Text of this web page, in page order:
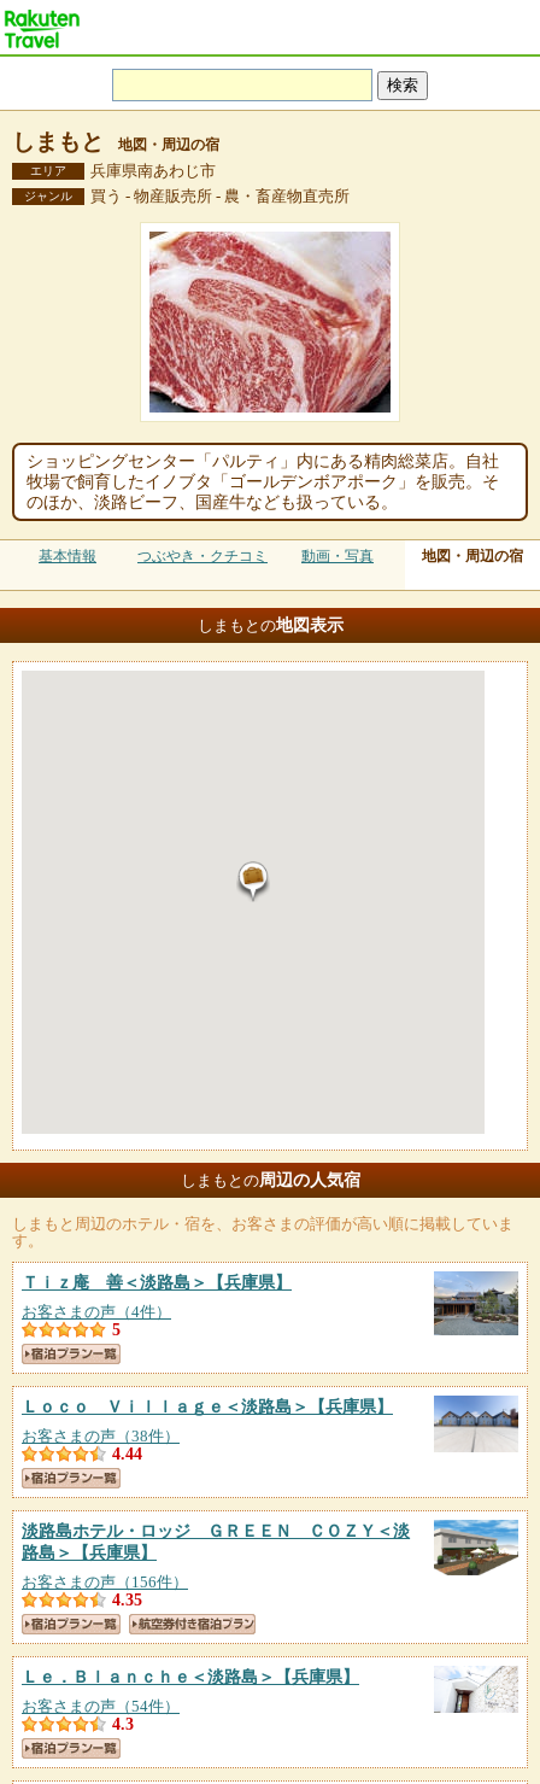
しまもと 地図・周辺の宿
エリア 兵庫県南あわじ市
ジャンル 買う - 物産販売所 - 農・畜産物直売所
ショッピングセンター「パルティ」内にある精肉総菜店。自社
牧場で飼育したイノブタ「ゴールデンボアポーク」を販売。そ
のほか、淡路ビーフ、国産牛なども扱っている。
基本情報 つぶやき・クチコミ 動画・写真 地図・周辺の宿
しまもとの地図表示
しまもとの周辺の人気宿
しまもと 周辺のホテル・宿を、お客さまの評価が高い順に掲載していま
す。
Ｔｉｚ庵 善＜淡路島＞ 【兵庫県】
お客さまの声（4件）
5
Ｌｏｃｏ Ｖｉｌｌａｇｅ＜淡路島＞ 【兵庫県】
お客さまの声（38件）
4.44
淡路島ホテル・ロッジ ＧＲＥＥＮ ＣＯＺＹ＜淡
路島＞
【兵庫県】
お客さまの声（156件）
4.35
Ｌｅ．Ｂｌａｎｃｈｅ＜淡路島＞ 【兵庫県】
お客さまの声（54件）
4.3